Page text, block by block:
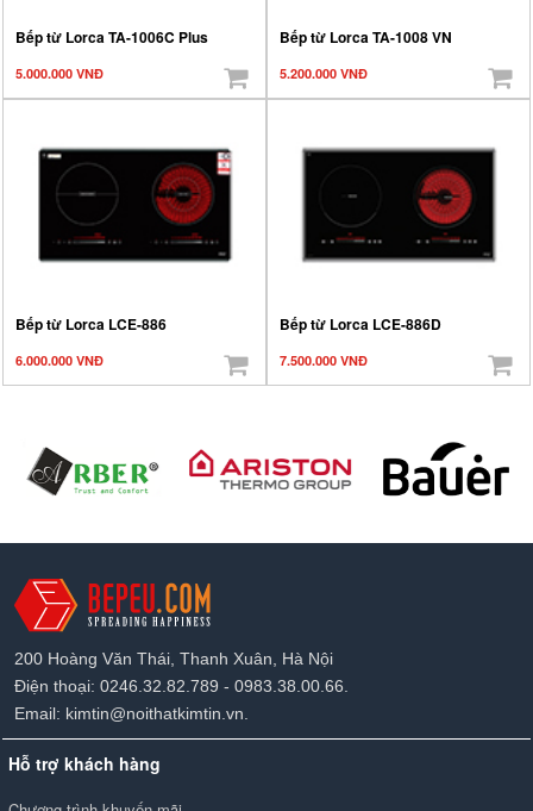
Bếp từ Lorca TA-1006C Plus
5.000.000 VNĐ
Bếp từ Lorca TA-1008 VN
5.200.000 VNĐ
Bếp từ Lorca LCE-886
6.000.000 VNĐ
Bếp từ Lorca LCE-886D
7.500.000 VNĐ
200 Hoàng Văn Thái, Thanh Xuân, Hà Nội
Điện thoại: 0246.32.82.789 - 0983.38.00.66.
Email: kimtin@noithatkimtin.vn.
Hỗ trợ khách hàng